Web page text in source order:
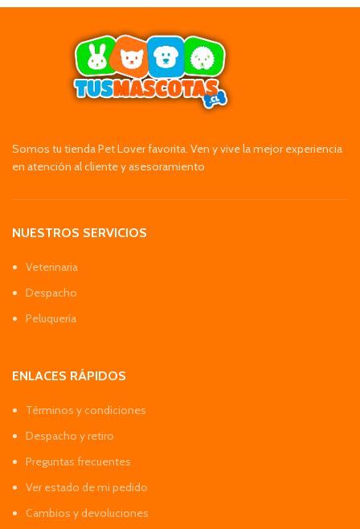
Somos tu tienda Pet Lover favorita. Ven y vive la mejor experiencia
en atención al cliente y asesoramiento
NUESTROS SERVICIOS
Veterinaria
Despacho
Peluquería
ENLACES RÁPIDOS
Términos y condiciones
Despacho y retiro
Preguntas frecuentes
Ver estado de mi pedido
Cambios y devoluciones